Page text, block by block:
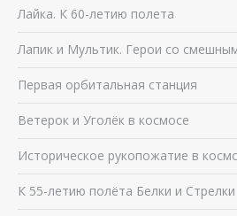
Лайка. К 60-летию полета
Лапик и Мультик. Герои со
Первая орбитальная станция
Ветерок и Уголёк в космосе
Историческое рукопожатие в
К 55-летию полёта Белки и Стрелки